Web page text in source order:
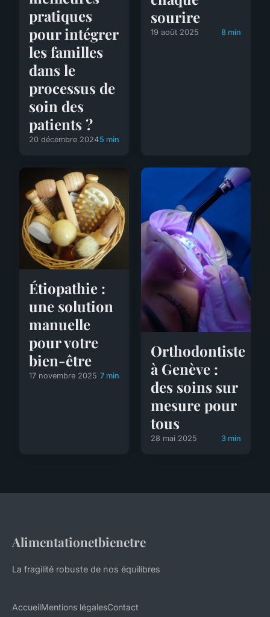
pratiques
pour intégrer
les familles
dans le
processus de
soin des
patients ?
20 décembre 20245 min
sourire
19 août 2025 8 min
Étiopathie :
une solution
manuelle
pour votre
bien-être
17 novembre 2025 7 min
Orthodontiste
à Genève :
des soins sur
mesure pour
tous
28 mai 2025 3 min
Alimentationetbienetre
La fragilité robuste de nos équilibres
AccueilMentions légalesContact